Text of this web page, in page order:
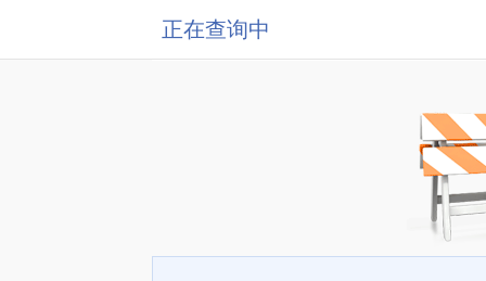
正在查询中